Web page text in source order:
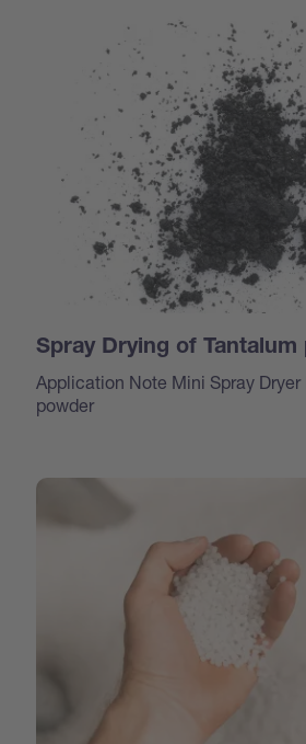
Spray Drying of Tantalum
Application Note Mini Spray Dryer
powder